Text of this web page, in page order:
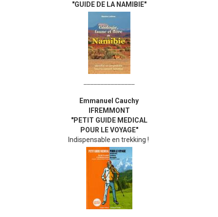
"GUIDE DE LA NAMIBIE"
Emmanuel Cauchy
IFREMMONT
"PETIT GUIDE MEDICAL
POUR LE VOYAGE"
Indispensable en trekking !